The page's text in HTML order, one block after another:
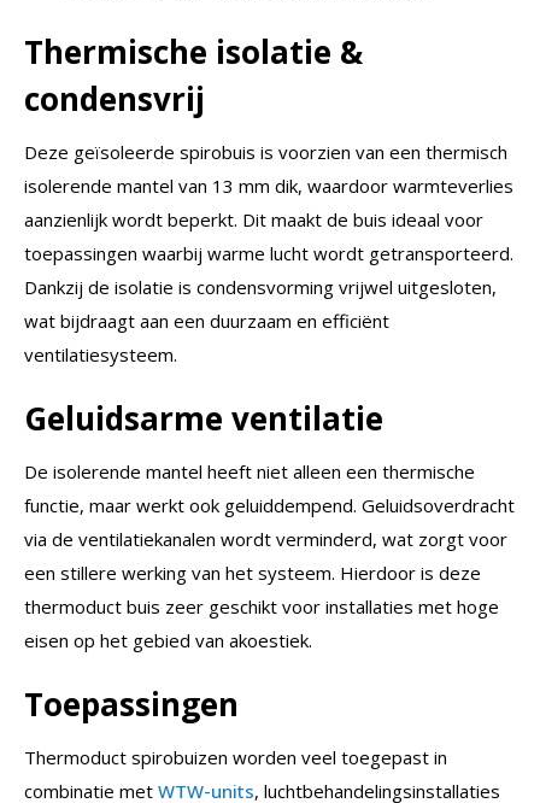
Thermische isolatie &
condensvrij
Deze geïsoleerde spirobuis is voorzien van een thermisch
isolerende mantel van 13 mm dik, waardoor warmteverlies
aanzienlijk wordt beperkt. Dit maakt de buis ideaal voor
toepassingen waarbij warme lucht wordt getransporteerd.
Dankzij de isolatie is condensvorming vrijwel uitgesloten,
wat bijdraagt aan een duurzaam en efficiënt
ventilatiesysteem.
Geluidsarme ventilatie
De isolerende mantel heeft niet alleen een thermische
functie, maar werkt ook geluiddempend. Geluidsoverdracht
via de ventilatiekanalen wordt verminderd, wat zorgt voor
een stillere werking van het systeem. Hierdoor is deze
thermoduct buis zeer geschikt voor installaties met hoge
eisen op het gebied van akoestiek.
Toepassingen
Thermoduct spirobuizen worden veel toegepast in
combinatie met WTW-units, luchtbehandelingsinstallaties